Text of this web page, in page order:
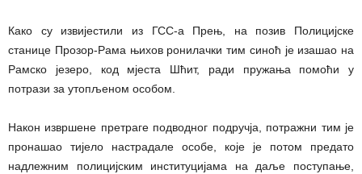
Како су извијестили из ГСС-а Прењ, на позив Полицијске
станице Прозор-Рама њихов ронилачки тим синоћ је изашао на
Рамско језеро, код мјеста Шћит, ради пружања помоћи у
потрази за утопљеном особом.
Након извршене претраге подводног подручја, потражни тим је
пронашао тијело настрадале особе, које је потом предато
надлежним полицијским институцијама на даље поступање,